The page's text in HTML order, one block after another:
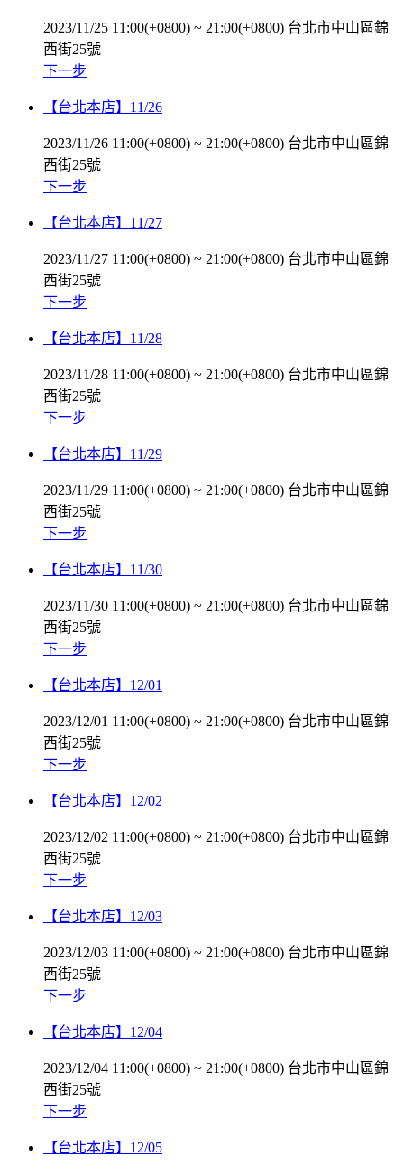
2023/11/25 11:00(+0800) ~ 21:00(+0800) 台北市中山區錦
西街25號
下一步
【台北本店】11/26
2023/11/26 11:00(+0800) ~ 21:00(+0800) 台北市中山區錦
西街25號
下一步
【台北本店】11/27
2023/11/27 11:00(+0800) ~ 21:00(+0800) 台北市中山區錦
西街25號
下一步
【台北本店】11/28
2023/11/28 11:00(+0800) ~ 21:00(+0800) 台北市中山區錦
西街25號
下一步
【台北本店】11/29
2023/11/29 11:00(+0800) ~ 21:00(+0800) 台北市中山區錦
西街25號
下一步
【台北本店】11/30
2023/11/30 11:00(+0800) ~ 21:00(+0800) 台北市中山區錦
西街25號
下一步
【台北本店】12/01
2023/12/01 11:00(+0800) ~ 21:00(+0800) 台北市中山區錦
西街25號
下一步
【台北本店】12/02
2023/12/02 11:00(+0800) ~ 21:00(+0800) 台北市中山區錦
西街25號
下一步
【台北本店】12/03
2023/12/03 11:00(+0800) ~ 21:00(+0800) 台北市中山區錦
西街25號
下一步
【台北本店】12/04
2023/12/04 11:00(+0800) ~ 21:00(+0800) 台北市中山區錦
西街25號
下一步
【台北本店】12/05